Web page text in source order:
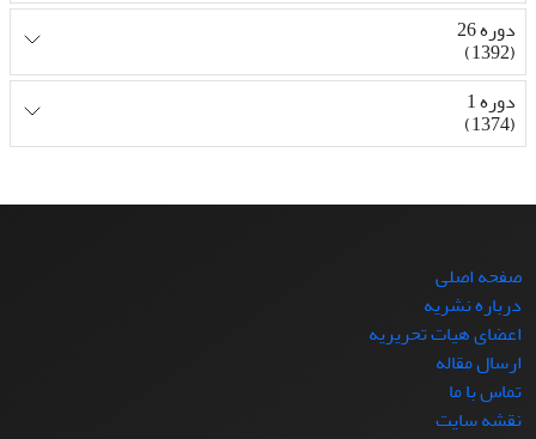
دوره 26
(1392)
دوره 1
(1374)
صفحه اصلی
درباره نشریه
اعضای هیات تحریریه
ارسال مقاله
تماس با ما
نقشه سایت